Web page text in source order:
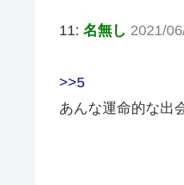
11: 名無し 2021/
>>5
あんな運命的な出